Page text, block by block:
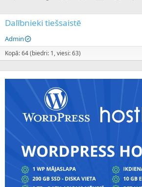
Dalībnieki tiešsaistē
Admin
Kopā: 64 (biedri: 1, viesi: 63)